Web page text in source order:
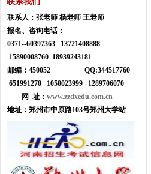
联系人： 张老师 杨老师 王老师
报名、咨询电话：
0371--60397363 13721408888
15890008760 18939243181
邮编：450052 QQ:344517760
651991270 1050023999
1289706070
网 址： www.zzdxedu.com.cn
地址： 郑州市中原路103号郑州大学站